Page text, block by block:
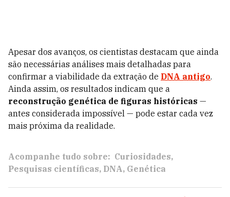
Apesar dos avanços, os cientistas destacam que ainda
são necessárias análises mais detalhadas para
confirmar a viabilidade da extração de DNA antigo.
Ainda assim, os resultados indicam que a
reconstrução genética de figuras históricas —
antes considerada impossível — pode estar cada vez
mais próxima da realidade.
Acompanhe tudo sobre: Curiosidades
Pesquisas científicas DNA Genética